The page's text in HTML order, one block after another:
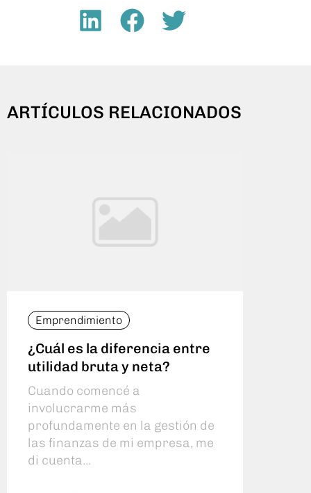
ARTÍCULOS RELACIONADOS
Emprendimiento
¿Cuál es la diferencia entre
utilidad bruta y neta?
Cuando comencé a
involucrarme más
profundamente en la gestión de
las finanzas de mi empresa, me
di cuenta...